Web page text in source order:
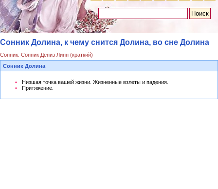
Сонник Долина, к чему снится Долина, во сне Долина
Сонник: Сонник Дениз Линн (краткий)
Сонник Долина
Низшая точка вашей жизни. Жизненные взлеты и падения.
Притяжение.